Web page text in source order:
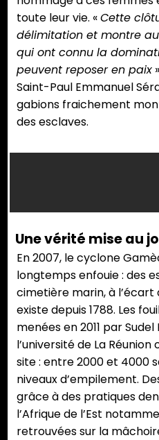
toute leur vie. «Cette
délimitation et montre
qui ont connu la
peuvent reposer en paix
Saint-Paul Emmanuel
gabions fraichement
des esclaves.
Beng Thi
qui rend
hommage
aux
esclaves
inhumés
côté
mer du
cimetière
marin à
Saint-
Paul va
être
Une vérité mise au
En 2007, le cyclone
longtemps enfouie : des
cimetière marin, à
existe depuis 1788. Les
menées en 2011 par
l’université de La
site : entre 2000 et 4000
niveaux d’empilement.
grâce à des pratiques
l’Afrique de l’Est
retrouvées sur la